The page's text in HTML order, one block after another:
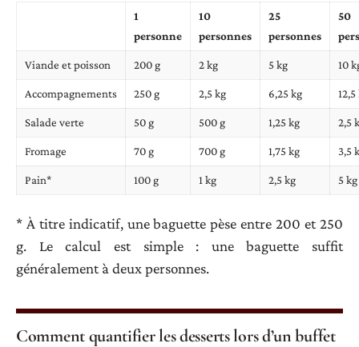
1
personne
10
personnes
25
personnes
50
Viande et poisson 200 g 2 kg 5 kg 10
Accompagnements 250 g 2,5 kg 6,25 kg 12,5
Salade verte 50 g 500 g 1,25 kg 2,5
Fromage 70 g 700 g 1,75 kg 3,5
Pain* 100 g 1 kg 2,5 kg 5 kg
* À titre indicatif, une baguette pèse entre 200 et 250
g. Le calcul est simple : une baguette suffit
généralement à deux personnes.
Comment quantifier les desserts lors d’un buffet